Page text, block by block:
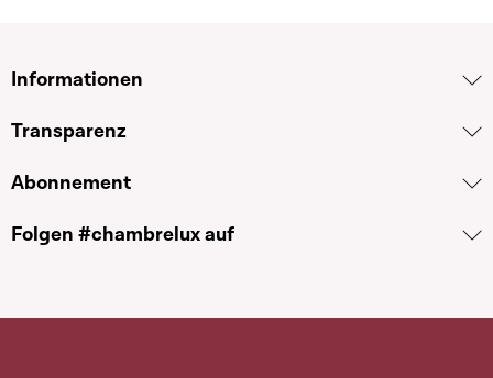
Informationen
Transparenz
Abonnement
Folgen #chambrelux auf